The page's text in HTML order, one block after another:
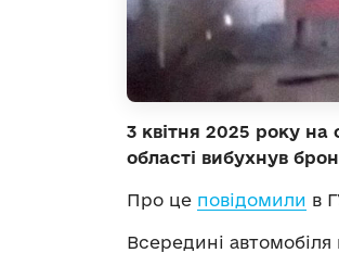
3 квітня 2025 року на
області вибухнув
Про це повідомили в
Всередині